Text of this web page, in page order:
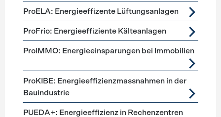
ProELA: Energieeffizente Lüftungsanlagen
ProFrio: Energieeffiziente Kälteanlagen
ProIMMO: Energieeinsparungen bei Immobilien
ProKIBE: Energieeffizienzmassnahmen in der
Bauindustrie
PUEDA+: Energieeffizienz in Rechenzentren